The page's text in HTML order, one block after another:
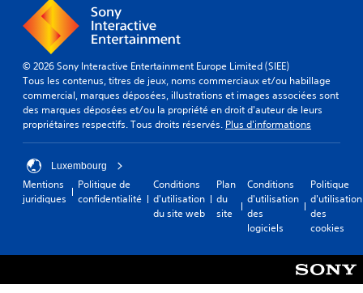
© 2026 Sony Interactive Entertainment Europe Limited (SIEE)
Tous les contenus, titres de jeux, noms commerciaux et/ou habillage
commercial, marques déposées, illustrations et images associées sont
des marques déposées et/ou la propriété en droit d'auteur de leurs
propriétaires respectifs. Tous droits réservés. Plus d'informations
Luxembourg
Mentions
juridiques
Politique de
confidentialité
Conditions
d'utilisation
du site web
Plan
du
site
Conditions
d'utilisation
des
logiciels
Politique
d'utilisation
des
cookies